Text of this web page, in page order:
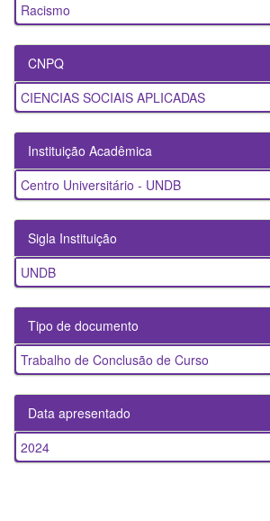
Racismo
CNPQ
CIENCIAS SOCIAIS APLICADAS
Instituição Acadêmica
Centro Universitário - UNDB
Sigla Instituição
UNDB
Tipo de documento
Trabalho de Conclusão de Curso
Data apresentado
2024